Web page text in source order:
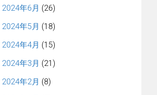
2024年6月 (26)
2024年5月 (18)
2024年4月 (15)
2024年3月 (21)
2024年2月 (8)